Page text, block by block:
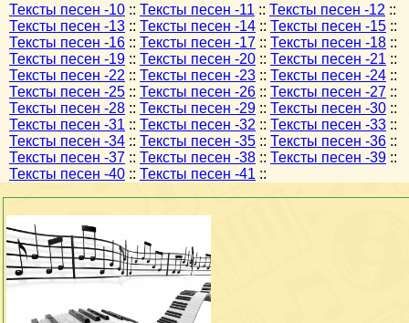
Тексты песен -10 :: Тексты песен -11 :: Тексты песен -12 ::
Тексты песен -13 :: Тексты песен -14 :: Тексты песен -15 ::
Тексты песен -16 :: Тексты песен -17 :: Тексты песен -18 ::
Тексты песен -19 :: Тексты песен -20 :: Тексты песен -21 ::
Тексты песен -22 :: Тексты песен -23 :: Тексты песен -24 ::
Тексты песен -25 :: Тексты песен -26 :: Тексты песен -27 ::
Тексты песен -28 :: Тексты песен -29 :: Тексты песен -30 ::
Тексты песен -31 :: Тексты песен -32 :: Тексты песен -33 ::
Тексты песен -34 :: Тексты песен -35 :: Тексты песен -36 ::
Тексты песен -37 :: Тексты песен -38 :: Тексты песен -39 ::
Тексты песен -40 :: Тексты песен -41 ::